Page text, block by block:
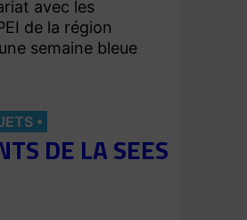
avec les
de la région
semaine bleue
DE LA SEES